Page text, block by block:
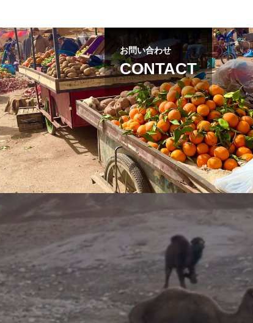
お問い合わせ
CONTACT